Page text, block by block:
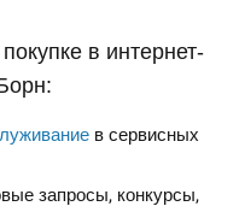
в интернет-
в сервисных
запросы, конкурсы,